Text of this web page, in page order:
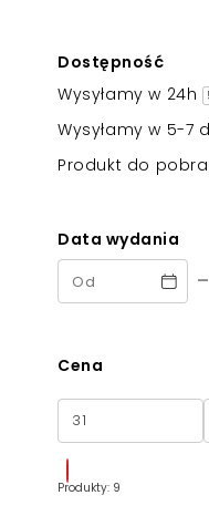
Dostępność
Wysyłamy w 24h
Wysyłamy w 5-7
Produkt do
Data wydania
-
Cena
Produkty: 9